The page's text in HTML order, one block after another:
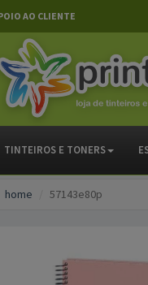
AO CLIENTE
TINTEIROS E TONERS
home 57143e80p